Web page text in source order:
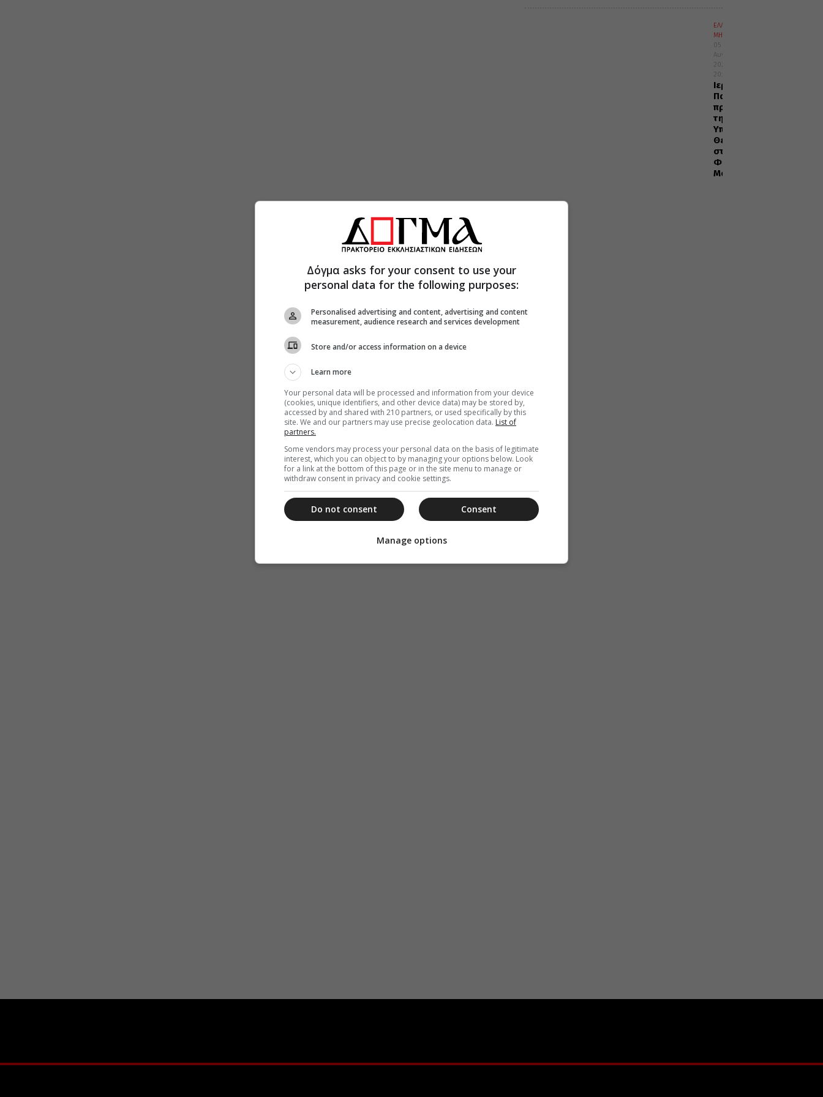
ΕΛΛΑΔΑ
ΜΗΤΡΟΠΟΛΕΙΣ
05
Αυγούστου
2026
20:29
Ιερά
Παράκληση
προς
την
Υπεραγία
Θεοτόκο
στα
Φαβριανά
Μονοφατσίου
Δόγμα asks for your consent to use your
personal data for the following purposes:
Personalised advertising and content, advertising and content
measurement, audience research and services development
Store and/or access information on a device
Learn more
Your personal data will be processed and information from your device
(cookies, unique identifiers, and other device data) may be stored by,
accessed by and shared with 210 partners, or used specifically by this
site. We and our partners may use precise geolocation data. List of
partners.
Some vendors may process your personal data on the basis of legitimate
interest, which you can object to by managing your options below. Look
for a link at the bottom of this page or in the site menu to manage or
withdraw consent in privacy and cookie settings.
Consent
Do not consent
Manage options